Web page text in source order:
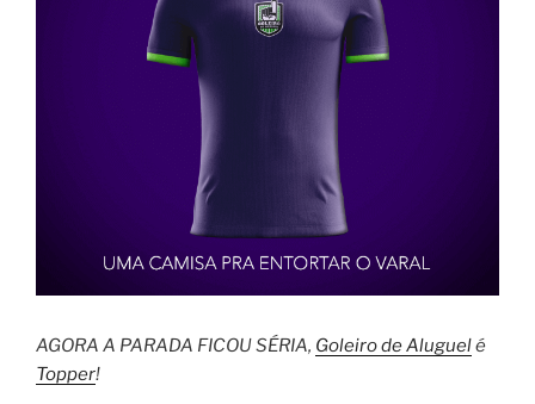
AGORA A PARADA FICOU SÉRIA, Goleiro de Aluguelé
Topper!